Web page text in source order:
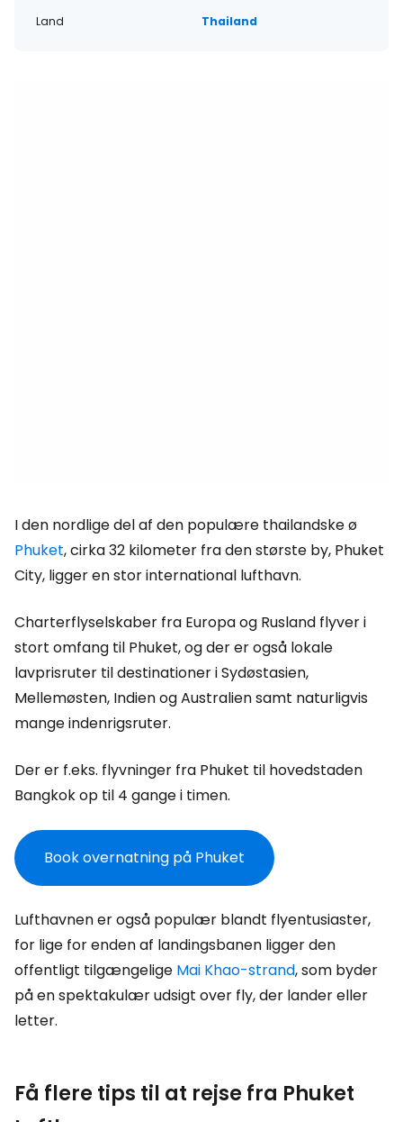
Land
Thailand
I den nordlige del af den populære thailandske ø
Phuket, cirka 32 kilometer fra den største by, Phuket
City, ligger en stor international lufthavn.
Charterflyselskaber fra Europa og Rusland flyver i
stort omfang til Phuket, og der er også lokale
lavprisruter til destinationer i Sydøstasien,
Mellemøsten, Indien og Australien samt naturligvis
mange indenrigsruter.
Der er f.eks. flyvninger fra Phuket til hovedstaden
Bangkok op til 4 gange i timen.
Book overnatning på Phuket
Lufthavnen er også populær blandt flyentusiaster,
for lige for enden af landingsbanen ligger den
offentligt tilgængelige Mai Khao-strand, som byder
på en spektakulær udsigt over fly, der lander eller
letter.
Få flere tips til at rejse fra Phuket